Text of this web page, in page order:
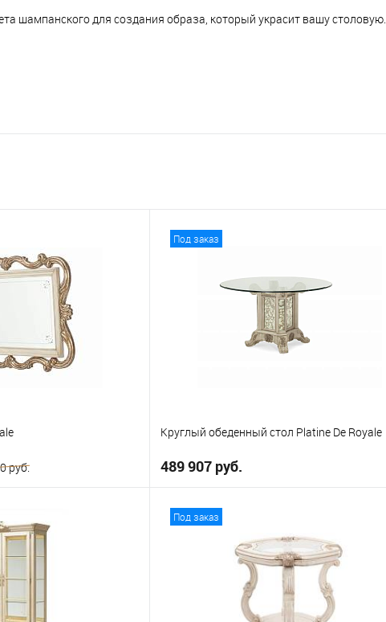
шампанского для создания образа, который украсит вашу столовую.
руб.
Под заказ
Круглый обеденный стол Platine De Royale
489 907 руб.
Под заказ